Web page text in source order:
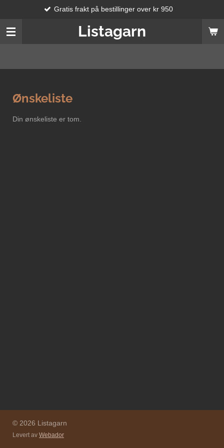
hovedinnhold
Listagarn
Gratis frakt på bestillinger over kr 950
Ønskeliste
Din ønskeliste er tom.
© 2026 Listagarn
Levert av Webador